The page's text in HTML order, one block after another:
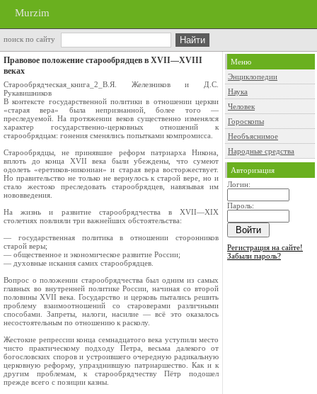
Murzim
поиск по сайту
Правовое положение старообрядцев в XVII—XVIII
веках
Старообрядческая_книга_2_В.Я. Железников и Д.С.
Рукавишников
В контексте государственной политики в отношении церкви
«старая вера» была непризнанной, более того —
преследуемой. На протяжении веков существенно изменялся
характер государственно-церковных отношений к
старообрядцам: гонения сменялись попытками компромисса.
Старообрядцы, не принявшие реформ патриарха Никона,
вплоть до конца XVII века были убеждены, что сумеют
одолеть «еретиков-никониан» и старая вера восторжествует.
Но правительство не только не вернулось к старой вере, но и
стало жестоко преследовать старообрядцев, навязывая им
нововведения.
На жизнь и развитие старообрядчества в XVII—XIX
столетиях повлияли три важнейших обстоятельства:
— государственная политика в отношении сторонников
старой веры;
— общественное и экономическое развитие России;
— духовные искания самих старообрядцев.
Вопрос о положении старообрядчества был одним из самых
главных во внутренней политике России, начиная со второй
половины XVII века. Государство и церковь пытались решить
проблему взаимоотношений со староверами различными
способами. Запреты, налоги, насилие — всё это оказалось
несостоятельным по отношению к расколу.
Жестокие репрессии конца семнадцатого века уступили место
чисто практическому подходу Петра, весьма далекого от
богословских споров и устроившего очередную радикальную
церковную реформу, упразднившую патриаршество. Как и к
другим проблемам, к старообрядчеству Пётр подошел
прежде всего с позиции казны.
Меню
Энциклопедии
Наука
Человек
Гороскопы
Необъяснимое
Народные средства
Авторизация
Логин:
Пароль:
Регистрация на сайте!
Забыли пароль?